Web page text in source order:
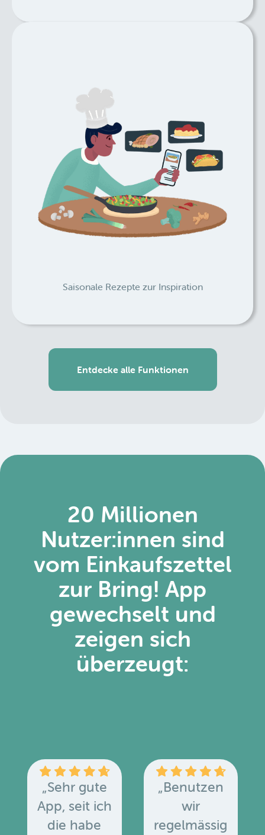
Saisonale Rezepte zur Inspiration
Entdecke alle Funktionen
20 Millionen
Nutzer:innen sind
vom Einkaufszettel
zur Bring! App
gewechselt und
zeigen sich
überzeugt:
„Sehr gute
App, seit ich
die habe
„Benutzen
wir
regelmässig